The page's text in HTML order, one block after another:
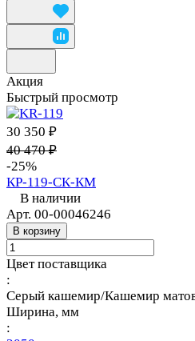
Акция
Быстрый просмотр
30 350 ₽
40 470 ₽
-25%
КР-119-СК-КМ
В наличии
Арт. 00-00046246
В корзину
Цвет поставщика
:
Серый кашемир/Кашемир
Ширина, мм
: